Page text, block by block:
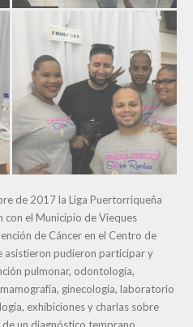
de 2017 la Liga Puertorriqueña
con el Municipio de Vieques
de Cáncer en el Centro de
asistieron pudieron participar y
pulmonar, odontología,
ginecología, laboratorio
exhibiciones y charlas sobre